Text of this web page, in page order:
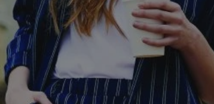
Wydajność Targetowanie Funkcjonalność
korzystanie z podstawowych funkcji strony internetowej,
plików cookie nie można prawidłowo korzystać ze
Provider/
Okres
przechowywania
m-ce.pl 1 rok
Ten plik cookie